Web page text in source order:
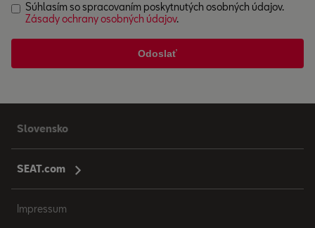
Súhlasím so spracovaním poskytnutých osobných údajov.
Zásady ochrany osobných údajov.
Slovensko
SEAT.com
Impressum